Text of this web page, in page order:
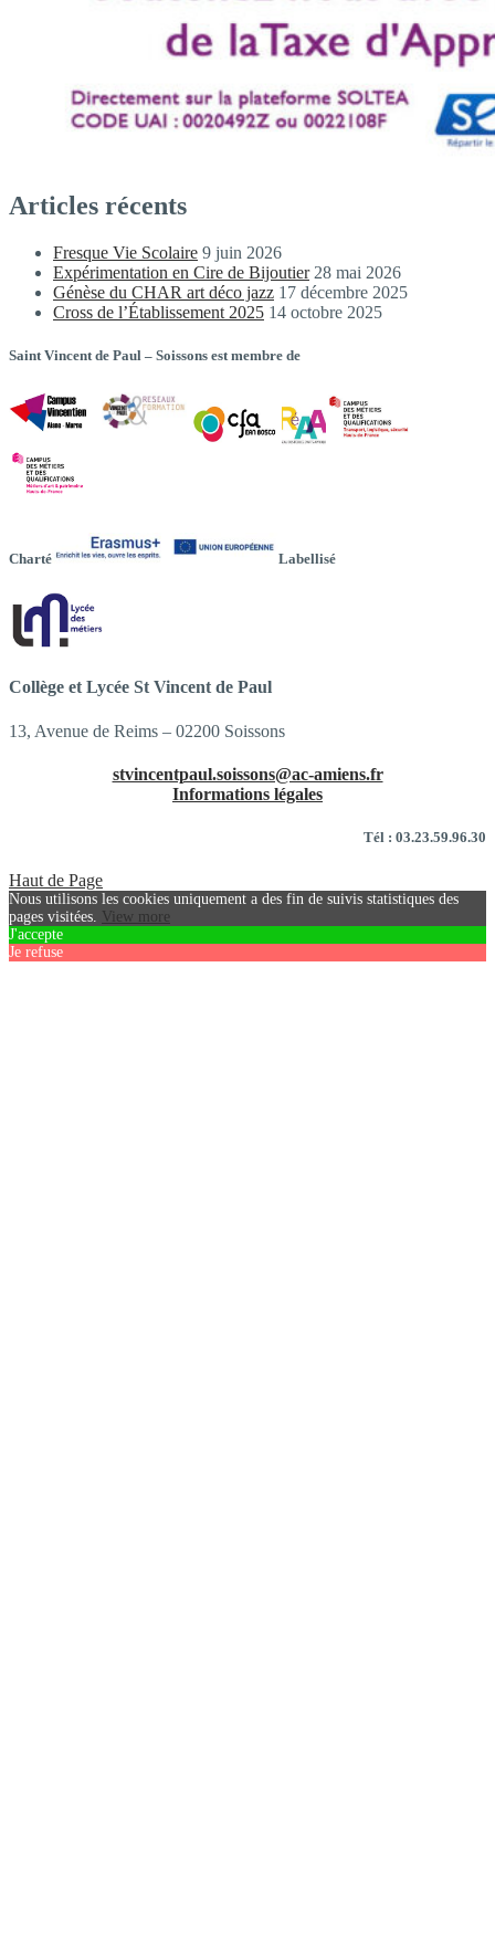
Articles récents
Fresque Vie Scolaire 9 juin 2026
Expérimentation en Cire de Bijoutier 28 mai 2026
Génèse du CHAR art déco jazz 17 décembre 2025
Cross de l’Établissement 2025 14 octobre 2025
Saint Vincent de Paul – Soissons est membre de
Charté Labellisé
Collège et Lycée St Vincent de Paul
13, Avenue de Reims – 02200 Soissons
stvincentpaul.soissons@ac-amiens.fr
Informations légales
Tél : 03.23.59.96.30
Haut de Page
Nous utilisons les cookies uniquement a des fin de suivis statistiques des
pages visitées. View more
J'accepte
Je refuse